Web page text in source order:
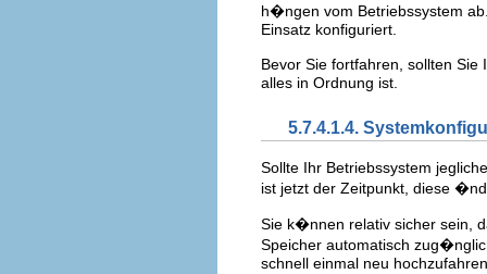
h�ngen vom Betriebssystem
Einsatz konfiguriert.
Bevor Sie fortfahren, sollten
alles in Ordnung ist.
5.7.4.1.4.
Sollte Ihr Betriebssystem
ist jetzt der Zeitpunkt, diese
Sie k�nnen relativ sicher sein,
Speicher automatisch
schnell einmal neu